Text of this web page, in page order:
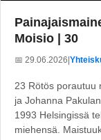
Moisio | 30
📅 29.06.2026|
23 Rötös porautuu
ja Johanna
1993 Helsingissä
miehensä.